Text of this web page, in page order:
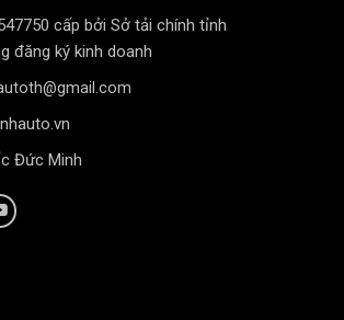
Giác Lái, Tăng Độ Đầm Chắc
bạn sẽ cảm nhận ngay một cảm giác
nhạy hơn với các thao tác đánh lái,
cua. Sự tự tin và ổn định khi cầm lái
tầm cao mới.
Ồn, Tăng Độ Êm Ái Cho Khoang
chấn động từ mặt đường, giảm truyền
cấp bởi Sở tải chính tỉnh
đăng ký kinh doanh
Đức Minh